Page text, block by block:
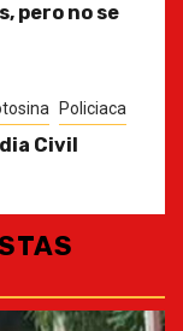
pero no se
Policiaca
Civil